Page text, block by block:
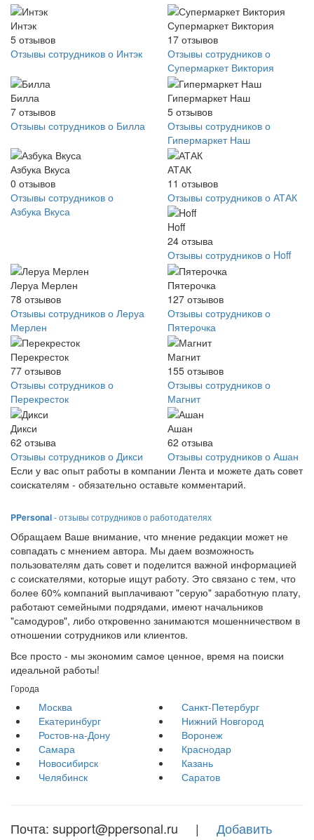
Интэк
5 отзывов
Отзывы сотрудников о Интэк
Супермаркет Виктория
17 отзывов
Отзывы сотрудников о
Супермаркет Виктория
Билла
7 отзывов
Отзывы сотрудников о Билла
Гипермаркет Наш
5 отзывов
Отзывы сотрудников о
Гипермаркет Наш
Азбука Вкуса
0 отзывов
Отзывы сотрудников о
Азбука Вкуса
АТАК
11 отзывов
Отзывы сотрудников о АТАК
Hoff
24 отзыва
Отзывы сотрудников о Hoff
Леруа Мерлен
78 отзывов
Отзывы сотрудников о Леруа
Мерлен
Пятерочка
127 отзывов
Отзывы сотрудников о
Пятерочка
Перекресток
77 отзывов
Отзывы сотрудников о
Перекресток
Магнит
155 отзывов
Отзывы сотрудников о
Магнит
Дикси
62 отзыва
Отзывы сотрудников о Дикси
Ашан
62 отзыва
Отзывы сотрудников о Ашан
Если у вас опыт работы в компании Лента и можете дать совет
соискателям - обязательно оставьте комментарий.
PPersonal- отзывы сотрудников о работодателях
Обращаем Ваше внимание, что мнение редакции может не
совпадать с мнением автора. Мы даем возможность
пользователям дать совет и поделится важной информацией
с соискателями, которые ищут работу. Это связано с тем, что
более 60% компаний выплачивают "серую" заработную плату,
работают семейными подрядами, имеют начальников
"самодуров", либо откровенно занимаются мошенничеством в
отношении сотрудников или клиентов.
Все просто - мы экономим самое ценное, время на поиски
идеальной работы!
Города
Москва
Санкт-Петербург
Екатеринбург
Нижний Новгород
Ростов-на-Дону
Воронеж
Самара
Краснодар
Новосибирск
Казань
Челябинск
Саратов
Почта: support@ppersonal.ru | Добавить